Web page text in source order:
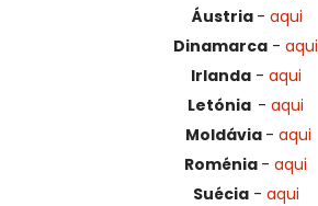
Áustria - aqui
Dinamarca - aqui
Irlanda- aqui
Letónia - aqui
Moldávia - aqui
Roménia - aqui
Suécia- aqui